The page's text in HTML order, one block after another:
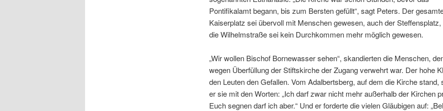
Pontifikalamt begann, bis zum Bersten gefüllt“, sagt Peters. Der
Kaiserplatz sei übervoll mit Menschen gewesen, auch der
die Wilhelmstraße sei kein Durchkommen mehr möglich gewesen.
„Wir wollen Bischof Bornewasser sehen“, skandierten die Menschen,
wegen Überfüllung der Stiftskirche der Zugang verwehrt war. Der hohe
den Leuten den Gefallen. Vom Adalbertsberg, auf dem die Kirche stand,
er sie mit den Worten: „Ich darf zwar nicht mehr außerhalb der Kirchen
Euch segnen darf ich aber.“ Und er forderte die vielen Gläubigen auf: